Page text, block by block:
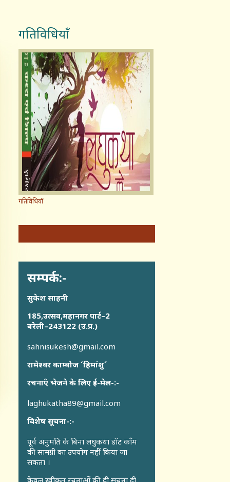
गतिविधियाँ
गतिविधियाँ
सम्पर्क:-
सुकेश साहनी
185,उत्सव,महानगर पार्ट–2
बरेली–243122 (उ.प्र.)
sahnisukesh@gmail.com
रामेश्वर काम्बोज ´हिमांशु´
रचनाएँ भेजने के लिए ई-मेल-:-
laghukatha89@gmail.com
विशेष सूचना-:-
पूर्व अनुमति के बिना लघुकथा डॉट कॉंम
की सामग्री का उपयोग नहीं किया जा
सकता ।
केवल स्वीकृत रचनाओं की ही सूचना दी